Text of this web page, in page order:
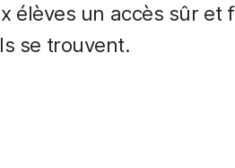
élèves un accès sûr et
se trouvent.